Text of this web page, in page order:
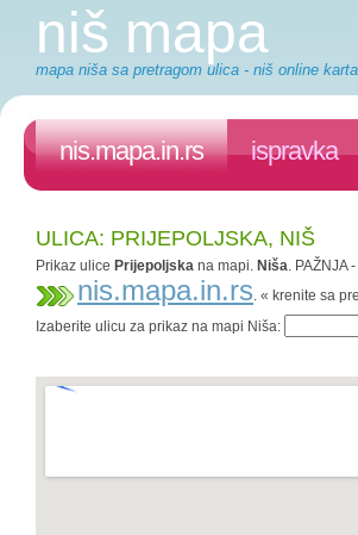
niš mapa
mapa niša sa pretragom ulica - niš online karta
nis.mapa.in.rs ispravka
ULICA: PRIJEPOLJSKA, NIŠ
Prikaz ulice Prijepoljska na mapi. Niša. PAŽNJA
nis.mapa.in.rs. « krenite sa
Izaberite ulicu za prikaz na mapi Niša: